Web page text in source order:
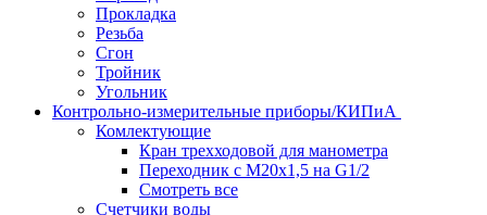
Прокладка
Резьба
Сгон
Тройник
Угольник
Контрольно-измерительные приборы/КИПиА
Комлектующие
Кран трехходовой для манометра
Переходник с М20х1,5 на G1/2
Смотреть все
Счетчики воды